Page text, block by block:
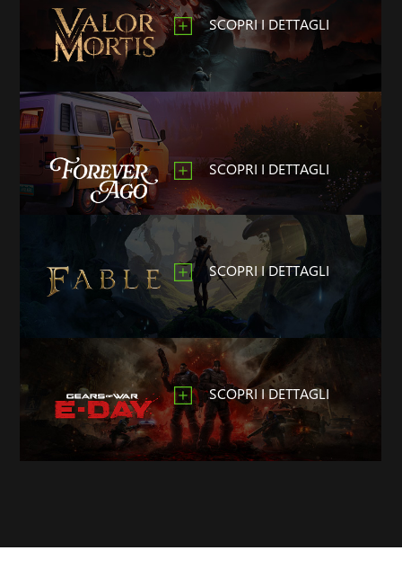
SCOPRI I DETTAGLI
SCOPRI I DETTAGLI
SCOPRI I DETTAGLI
SCOPRI I DETTAGLI